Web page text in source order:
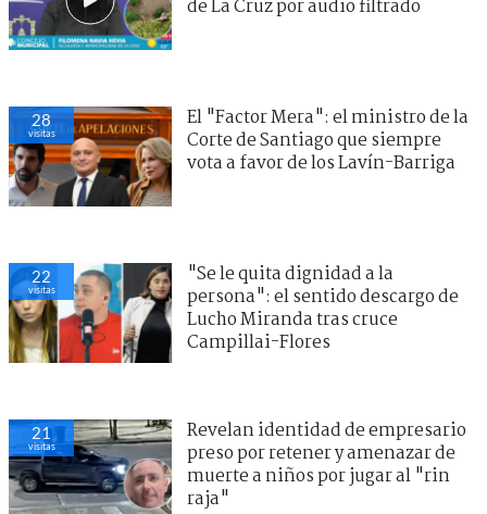
de La Cruz por audio filtrado
28
visitas
El "Factor Mera": el ministro de la
Corte de Santiago que siempre
vota a favor de los Lavín-Barriga
22
visitas
"Se le quita dignidad a la
persona": el sentido descargo de
Lucho Miranda tras cruce
Campillai-Flores
21
visitas
Revelan identidad de empresario
preso por retener y amenazar de
muerte a niños por jugar al "rin
raja"